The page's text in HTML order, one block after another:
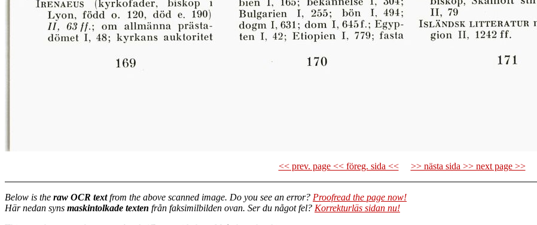
<< prev. page << föreg. sida << >> nästa sida >> next page >>
Below is the raw OCR textfrom the above scanned image. Do you see an error? Proofread the page now!
Här nedan syns maskintolkade texten från faksimilbilden ovan. Ser du något fel? Korrekturläs sidan nu!